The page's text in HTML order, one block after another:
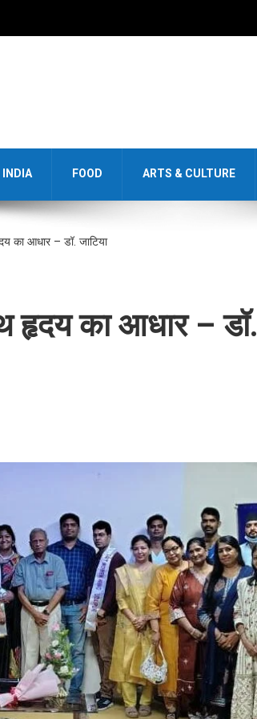
INDIA FOOD ARTS & CULTURE
का आधार – डॉ. जाटिया
हृदय का आधार – डॉ.